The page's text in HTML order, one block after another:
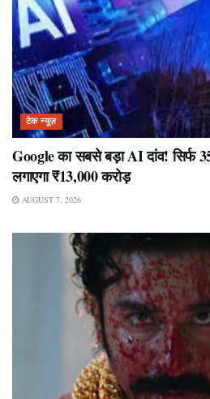
टेक न्यूज़
Google का सबसे बड़ा AI दांव! सिर्फ 35
लगाएगा ₹13,000 करोड़
AUGUST 7, 2026